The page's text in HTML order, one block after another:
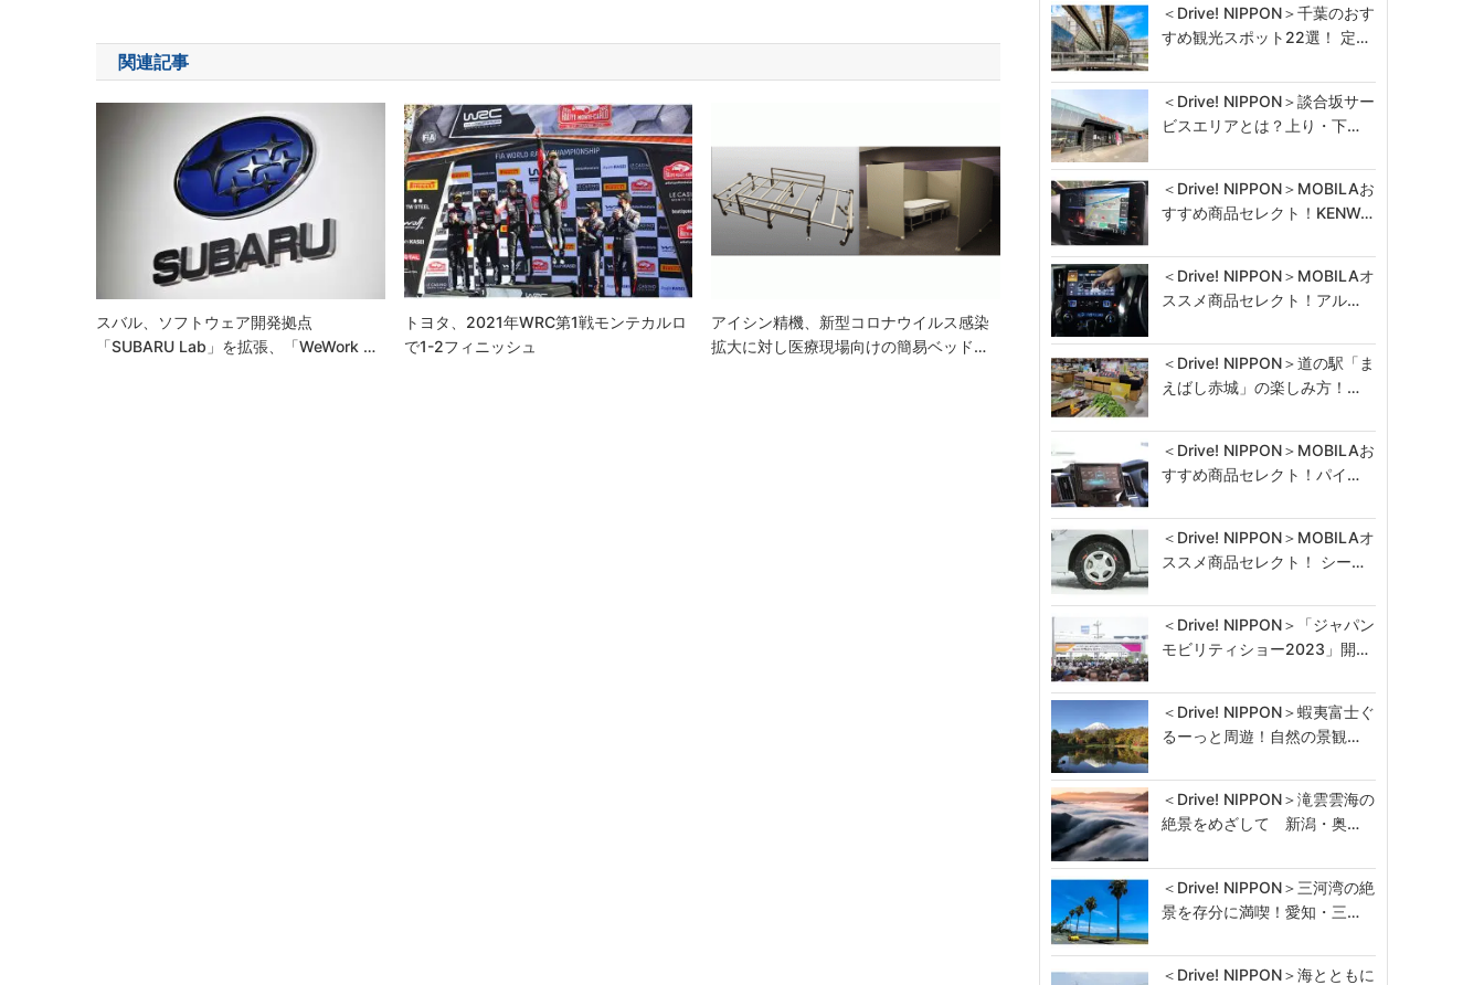
ナ
ビ
ゲ
ン
関連記事
スバル、ソフトウェア開発拠点
「SUBARU Lab」を拡張、「WeWork …
トヨタ、2021年WRC第1戦モンテカルロ
で1-2フィニッシュ
アイシン精機、新型コロナウイルス感染
拡大に対し医療現場向けの簡易ベッド…
＜Drive! NIPPON＞千葉のおす
すめ観光スポット22選！ 定…
＜Drive! NIPPON＞談合坂サー
ビスエリアとは？上り・下…
＜Drive! NIPPON＞MOBILAお
すすめ商品セレクト！KENW…
＜Drive! NIPPON＞MOBILAオ
ススメ商品セレクト！アル…
＜Drive! NIPPON＞道の駅「ま
えばし赤城」の楽しみ方！…
＜Drive! NIPPON＞MOBILAお
すすめ商品セレクト！パイ…
＜Drive! NIPPON＞MOBILAオ
ススメ商品セレクト！ シー…
＜Drive! NIPPON＞「ジャパン
モビリティショー2023」開…
＜Drive! NIPPON＞蝦夷富士ぐ
るーっと周遊！自然の景観…
＜Drive! NIPPON＞滝雲雲海の
絶景をめざして 新潟・奥…
＜Drive! NIPPON＞三河湾の絶
景を存分に満喫！愛知・三…
＜Drive! NIPPON＞海とともに